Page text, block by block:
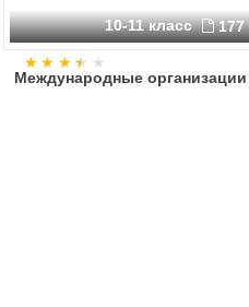
10-11 класс 177
Международные организации